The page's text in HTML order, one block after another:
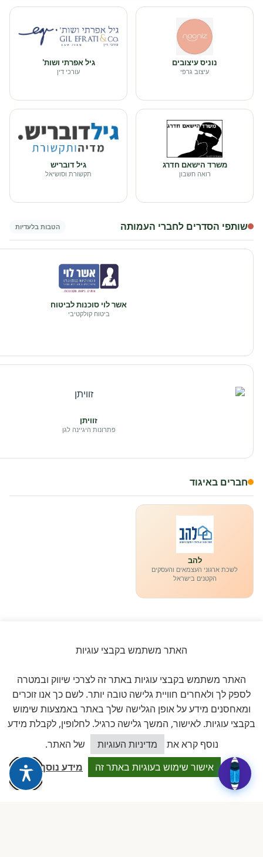
נוניס עיצובים
עיצוב גרפי
גיל אפרתי ושות'
עורכי דין
משרד הישאם חדרג
רואה חשבון
גיל דובריש
תקשורת וסושיאל
שותפי הסדרים לחברי העמותה הטבות בלעדיות
אשר לוי סוכנות לביטוח
ביטוח קולקטיבי
זוויתן
פתרונות היגיינה לגן
חברים באיגוד
להב
לשכת ארגוני העצמאים והעסקים
הקטנים בישראל
דירוג 5 ★ מתוך 5
★★★★★על בסיס 11 ביקורות מאומתות
לכל הביקורות ב-Google
האתר משתמש בקבצי עוגיות
האתר משתמש בקבצי עוגיות באתר זה לצרכי שיווק ובמטרה
לספק לך ולאחרים חוויית גלישה טובה יותר. לשם כך אנו זוכרים
ומאחסנים מידע על אופן הגלישה שלך באתר באמצעות שימוש
בקבצי עוגיות. לאישור, המשך גלישה כרגיל. לחלופין, לקבלת מידע
נוסף קרא את
מדיניות העוגיות
של האתר.
אישור שימוש בעוגיות באתר זה
מידע נוסף
כיצד אוכל לסייע?